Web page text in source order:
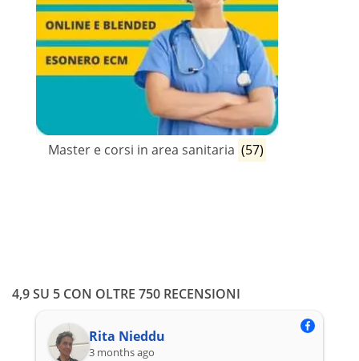
Master e corsi in area sanitaria (57)
4,9 SU 5 CON OLTRE 750 RECENSIONI
Rita Nieddu
3 months ago